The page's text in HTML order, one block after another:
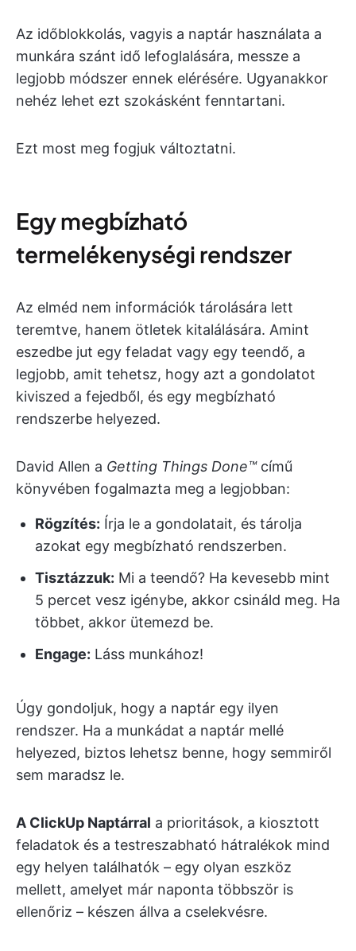
Az időblokkolás, vagyis a naptár használata a
munkára szánt idő lefoglalására, messze a
legjobb módszer ennek elérésére. Ugyanakkor
nehéz lehet ezt szokásként fenntartani.
Ezt most meg fogjuk változtatni.
Egy megbízható
termelékenységi rendszer
Az elméd nem információk tárolására lett
teremtve, hanem ötletek kitalálására. Amint
eszedbe jut egy feladat vagy egy teendő, a
legjobb, amit tehetsz, hogy azt a gondolatot
kiviszed a fejedből, és egy megbízható
rendszerbe helyezed.
David Allen a Getting Things Done™című
könyvében fogalmazta meg a legjobban:
Rögzítés: Írja le a gondolatait, és tárolja
azokat egy megbízható rendszerben.
Tisztázzuk: Mi a teendő? Ha kevesebb mint
5 percet vesz igénybe, akkor csináld meg. Ha
többet, akkor ütemezd be.
Engage: Láss munkához!
Úgy gondoljuk, hogy a naptár egy ilyen
rendszer. Ha a munkádat a naptár mellé
helyezed, biztos lehetsz benne, hogy semmiről
sem maradsz le.
A ClickUp Naptárral a prioritások, a kiosztott
feladatok és a testreszabható hátralékok mind
egy helyen találhatók – egy olyan eszköz
mellett, amelyet már naponta többször is
ellenőriz – készen állva a cselekvésre.